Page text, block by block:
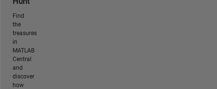
Find
the
treasures
in
MATLAB
Central
and
discover
how